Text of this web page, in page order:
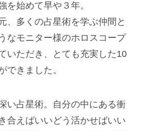
を始めて早や３年。
、多くの占星術を学ぶ仲間と
なモニター様のホロスコープ
いただき、とても充実した10
できました。
い占星術。自分の中にある衝
合えばいいどう活かせばいい